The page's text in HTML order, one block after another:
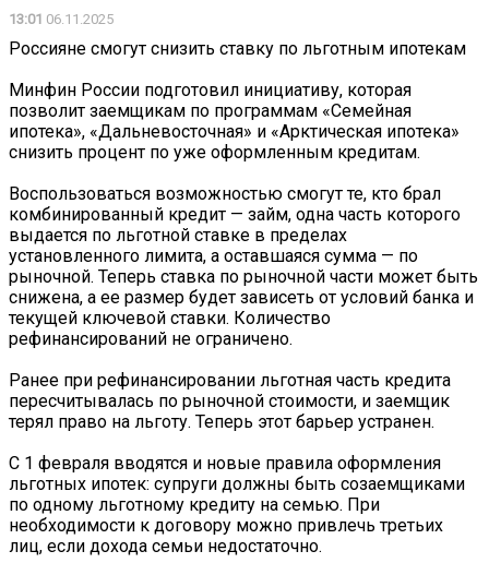
13:01 06.11.2025
Россияне смогут снизить ставку по льготным ипотекам
Минфин России подготовил инициативу, которая
позволит заемщикам по программам «Семейная
ипотека», «Дальневосточная» и «Арктическая ипотека»
снизить процент по уже оформленным кредитам.
Воспользоваться возможностью смогут те, кто брал
комбинированный кредит — займ, одна часть которого
выдается по льготной ставке в пределах
установленного лимита, а оставшаяся сумма — по
рыночной. Теперь ставка по рыночной части может быть
снижена, а ее размер будет зависеть от условий банка и
текущей ключевой ставки. Количество
рефинансирований не ограничено.
Ранее при рефинансировании льготная часть кредита
пересчитывалась по рыночной стоимости, и заемщик
терял право на льготу. Теперь этот барьер устранен.
С 1 февраля вводятся и новые правила оформления
льготных ипотек: супруги должны быть созаемщиками
по одному льготному кредиту на семью. При
необходимости к договору можно привлечь третьих
лиц, если дохода семьи недостаточно.